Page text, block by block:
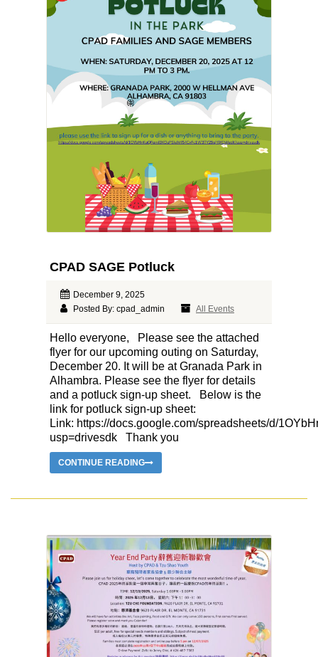
CPAD SAGE Potluck
December 9, 2025
Posted By: cpad_admin
All Events
Hello everyone, Please see the attached
flyer for our upcoming outing on Saturday,
December 20. It will be at Granada Park in
Alhambra. Please see the flyer for details
and a potluck sign-up sheet. Below is the
link for potluck sign-up sheet:
Link: https://docs.google.com/spreadsheets/d/
usp=drivesdk Thank you
CONTINUE READING